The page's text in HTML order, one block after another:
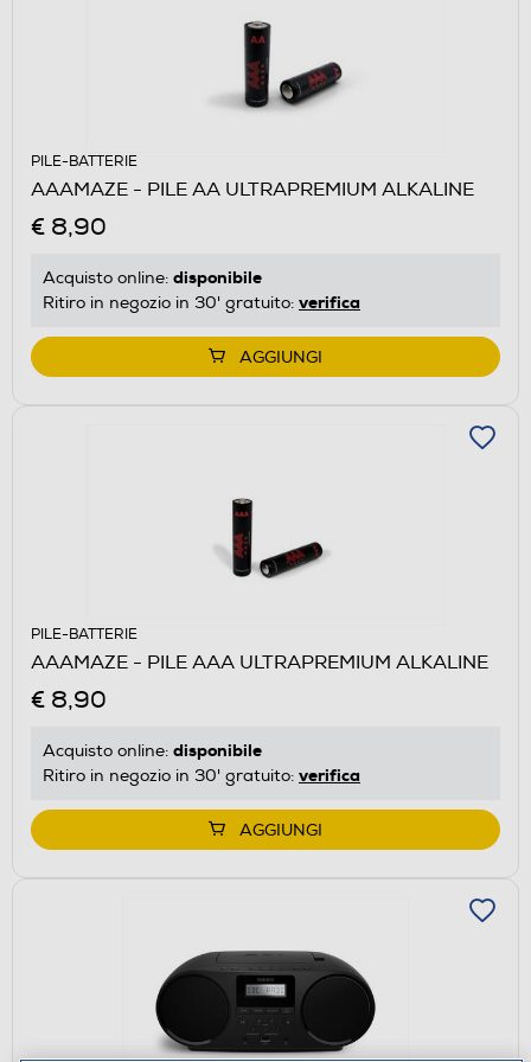
PILE-BATTERIE
AAAMAZE - PILE AA ULTRAPREMIUM ALKALINE
€ 8,90
Acquisto online: disponibile
Ritiro in negozio in 30' gratuito: verifica
AGGIUNGI
PILE-BATTERIE
AAAMAZE - PILE AAA ULTRAPREMIUM ALKALINE
€ 8,90
Acquisto online: disponibile
Ritiro in negozio in 30' gratuito: verifica
AGGIUNGI